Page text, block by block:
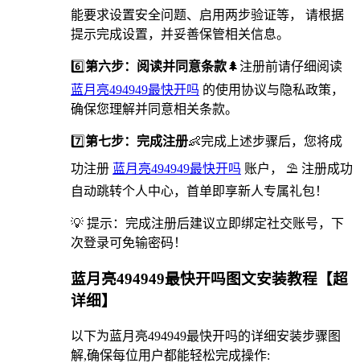
能要求设置安全问题、启用两步验证等， 请根据
提示完成设置，并妥善保管相关信息。
6️⃣第六步：阅读并同意条款🌲注册前请仔细阅读
蓝月亮494949最快开吗 的使用协议与隐私政策，
确保您理解并同意相关条款。
7️⃣第七步：完成注册👶完成上述步骤后，您将成
功注册 蓝月亮494949最快开吗 账户， ⛱ 注册成功
自动跳转个人中心，首单即享新人专属礼包！
💡 提示：完成注册后建议立即绑定社交账号，下
次登录可免输密码！
蓝月亮494949最快开吗图文安装教程【超
详细】
以下为蓝月亮494949最快开吗的详细安装步骤图
解,确保每位用户都能轻松完成操作: